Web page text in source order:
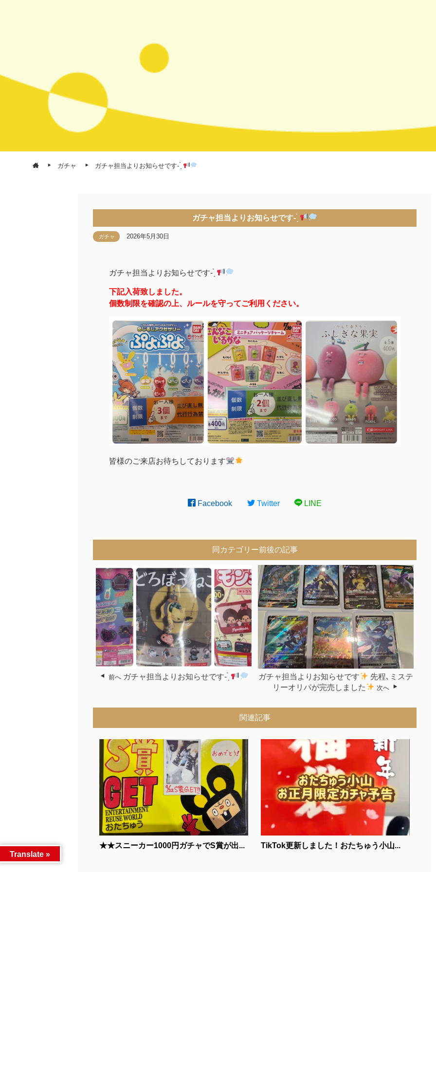
ガチャ ガチャ担当よりお知らせです- ̗̀
ガチャ担当よりお知らせです- ̗̀
ガチャ 2026年5月30日
ガチャ担当よりお知らせです- ̗̀
下記入荷致しました。
個数制限を確認の上、ルールを守ってご利用ください。
皆様のご来店お待ちしております
Facebook Twitter LINE
同カテゴリー前後の記事
前へ ガチャ担当よりお知らせです- ̗̀ ガチャ担当よりお知らせです
先程､ミステ
リーオリパが完売しました
次へ
関連記事
★★スニーカー1000円ガチャでS賞が出... TikTok更新しました！おたちゅう小山...
Translate »